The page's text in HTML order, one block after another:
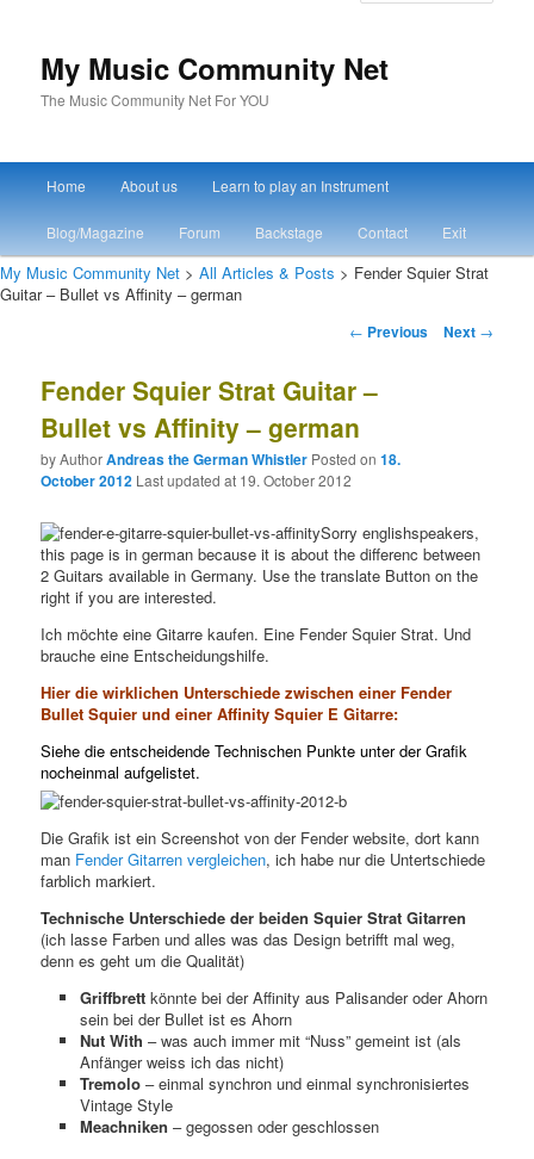
My Music Community Net
The Music Community Net For YOU
Skip to primary content
Skip to secondary content
Home About us Learn to play an Instrument
Blog/Magazine Forum Backstage Contact Exit
My Music Community Net > All Articles & Posts > Fender Squier Strat
Guitar – Bullet vs Affinity – german
Post navigation
← Previous Next →
Fender Squier Strat Guitar –
Bullet vs Affinity – german
by AuthorAndreas the German Whistler Posted on18.
October 2012 Last updated at 19. October 2012
Sorry englishspeakers,
this page is in german because it is about the differenc between
2 Guitars available in Germany. Use the translate Button on the
right if you are interested.
Ich möchte eine Gitarre kaufen. Eine Fender Squier Strat. Und
brauche eine Entscheidungshilfe.
Hier die wirklichen Unterschiede zwischen einer Fender
Bullet Squier und einer Affinity Squier E Gitarre:
Siehe die entscheidende Technischen Punkte unterder Grafik
nocheinmal aufgelistet.
Die Grafik ist ein Screenshot von der Fender website, dort kann
man Fender Gitarren vergleichen, ich habe nur die Untertschiede
farblich markiert.
Technische Unterschiede der beiden Squier Strat Gitarren
(ich lasse Farben und alles was das Design betrifft mal weg,
denn es geht um die Qualität)
Griffbrett könnte bei der Affinity aus Palisander oder Ahorn
sein bei der Bullet ist es Ahorn
Nut With – was auch immer mit “Nuss” gemeint ist (als
Anfänger weiss ich das nicht)
Tremolo– einmal synchron und einmal synchronisiertes
Vintage Style
Meachniken – gegossen oder geschlossen